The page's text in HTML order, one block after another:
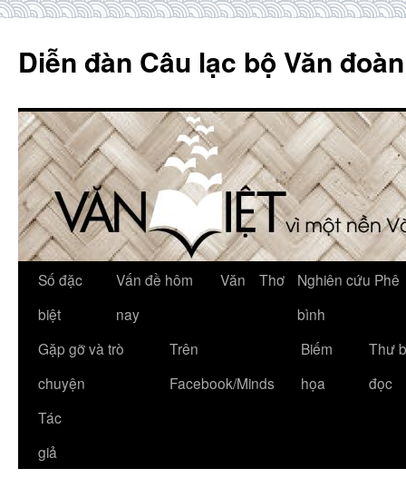
content
Diễn đàn Câu lạc bộ Văn
Số đặc
biệt
Vấn đề hôm
nay
Văn Thơ
Nghiên cứu Phê
bình
Gặp gỡ và trò
chuyện
Trên
Facebook/Minds
Biếm
họa
Thư
đọc
Tác
giả